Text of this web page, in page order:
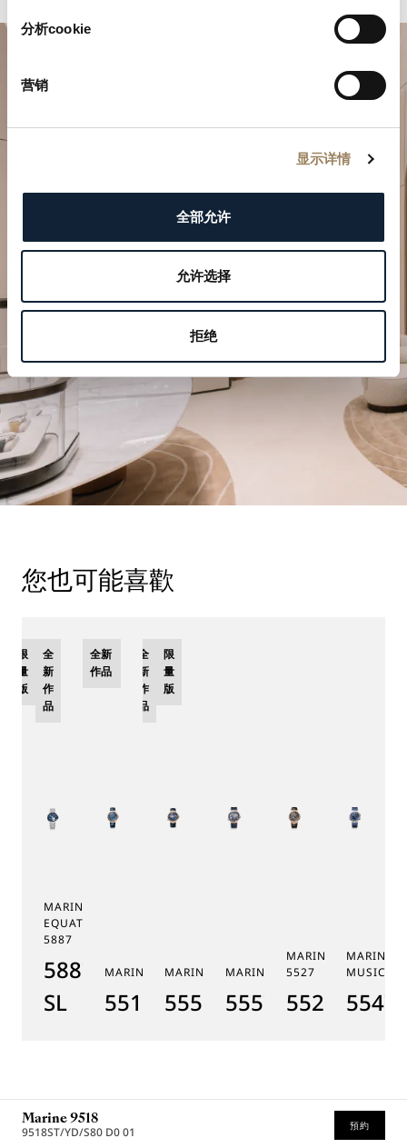
分析cookie
营销
显示详情
全部允许
允许选择
拒绝
規劃您的非凡時刻
於我們的精品店探索寶璣的製錶作品。
預約參觀
您也可能喜歡
MARINE TOURBILLON
EQUATION MARCHANTE
5887
5887PT/YS/PW0
SL
限
量
版
全
新
作
品
MARINE 5517
5517BR/Y2/9ZU
全新
作品
MARINE HORA MUNDI 5555
5555BH/YS/9WV
全
新
作
品
限
量
版
MARINE HORA MUNDI 5557
5557BR/YS/5WV
MARINE
5527
5527BR/
MARINE
Marine 9518
9518ST/YD/S80 D0 01 預約